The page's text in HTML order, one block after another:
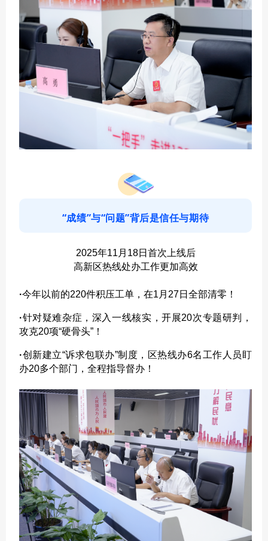
“成绩”与“问题”背后是信任与期待
2025年11月18日首次上线后
高新区热线处办工作更加高效
·今年以前的220件积压工单，在1月27日全部清零！
·针对疑难杂症，深入一线核实，开展20次专题研判，
攻克20项“硬骨头”！
·创新建立“诉求包联办”制度，区热线办6名工作人员盯
办20多个部门，全程指导督办！